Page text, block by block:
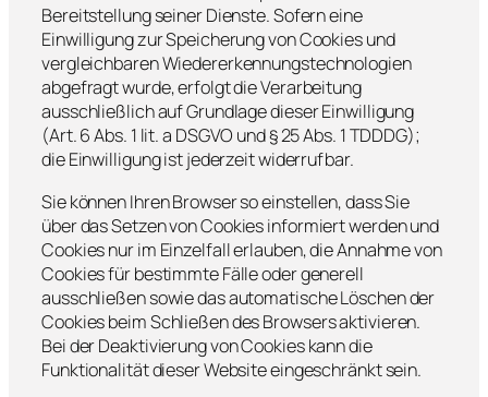
Bereitstellung seiner Dienste. Sofern eine
Einwilligung zur Speicherung von Cookies und
vergleichbaren Wiedererkennungstechnologien
abgefragt wurde, erfolgt die Verarbeitung
ausschließlich auf Grundlage dieser Einwilligung
(Art. 6 Abs. 1 lit. a DSGVO und § 25 Abs. 1 TDDDG);
die Einwilligung ist jederzeit widerrufbar.
Sie können Ihren Browser so einstellen, dass Sie
über das Setzen von Cookies informiert werden und
Cookies nur im Einzelfall erlauben, die Annahme von
Cookies für bestimmte Fälle oder generell
ausschließen sowie das automatische Löschen der
Cookies beim Schließen des Browsers aktivieren.
Bei der Deaktivierung von Cookies kann die
Funktionalität dieser Website eingeschränkt sein.